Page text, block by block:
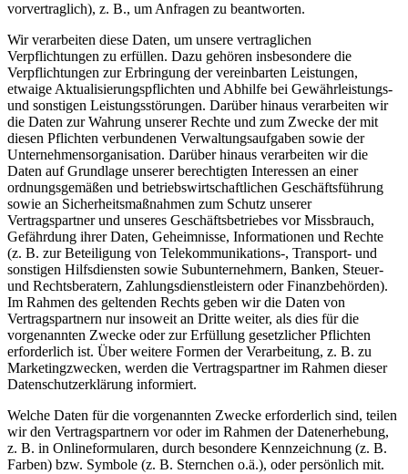
vorvertraglich), z. B., um Anfragen zu beantworten.
Wir verarbeiten diese Daten, um unsere vertraglichen
Verpflichtungen zu erfüllen. Dazu gehören insbesondere die
Verpflichtungen zur Erbringung der vereinbarten Leistungen,
etwaige Aktualisierungspflichten und Abhilfe bei Gewährleistungs-
und sonstigen Leistungsstörungen. Darüber hinaus verarbeiten wir
die Daten zur Wahrung unserer Rechte und zum Zwecke der mit
diesen Pflichten verbundenen Verwaltungsaufgaben sowie der
Unternehmensorganisation. Darüber hinaus verarbeiten wir die
Daten auf Grundlage unserer berechtigten Interessen an einer
ordnungsgemäßen und betriebswirtschaftlichen Geschäftsführung
sowie an Sicherheitsmaßnahmen zum Schutz unserer
Vertragspartner und unseres Geschäftsbetriebes vor Missbrauch,
Gefährdung ihrer Daten, Geheimnisse, Informationen und Rechte
(z. B. zur Beteiligung von Telekommunikations-, Transport- und
sonstigen Hilfsdiensten sowie Subunternehmern, Banken, Steuer-
und Rechtsberatern, Zahlungsdienstleistern oder Finanzbehörden).
Im Rahmen des geltenden Rechts geben wir die Daten von
Vertragspartnern nur insoweit an Dritte weiter, als dies für die
vorgenannten Zwecke oder zur Erfüllung gesetzlicher Pflichten
erforderlich ist. Über weitere Formen der Verarbeitung, z. B. zu
Marketingzwecken, werden die Vertragspartner im Rahmen dieser
Datenschutzerklärung informiert.
Welche Daten für die vorgenannten Zwecke erforderlich sind, teilen
wir den Vertragspartnern vor oder im Rahmen der Datenerhebung,
z. B. in Onlineformularen, durch besondere Kennzeichnung (z. B.
Farben) bzw. Symbole (z. B. Sternchen o.ä.), oder persönlich mit.